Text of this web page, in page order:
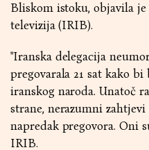
Bliskom istoku, objavila
televizija (IRIB).
"Iranska delegacija
pregovarala 21 sat kako
iranskog naroda. Unatoč
strane, nerazumni
napredak pregovora. Oni
IRIB.